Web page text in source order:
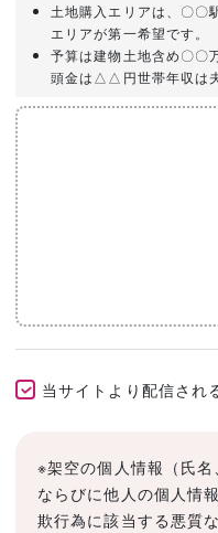
土地購入エリアは、〇〇
エリアが第一希望です。
予算は建物土地含め〇〇
頭金は△△円世帯年収は
当サイトより配信さ
※架空の個人情報（氏名
ならびに他人の個人情
欺行為に該当する悪質